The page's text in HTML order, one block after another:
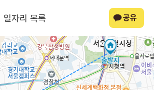
일자리 목록 공유